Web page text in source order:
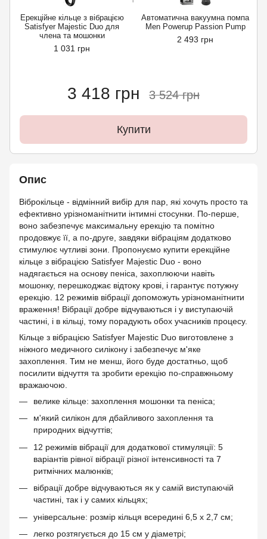
Ерекційне кільце з вібрацією
Satisfyer Majestic Duo для
члена та мошонки
1 031 грн
Автоматична вакуумна помпа
Men Powerup Passion Pump
2 493 грн
3 418 грн 3 524 грн
Купити
Опис
Віброкільце - відмінний вибір для пар, які хочуть просто та
ефективно урізноманітнити інтимні стосунки. По-перше,
воно забезпечує максимальну ерекцію та помітно
продовжує її, а по-друге, завдяки вібраціям додатково
стимулює чутливі зони. Пропонуємо купити ерекційне
кільце з вібрацією Satisfyer Majestic Duo - воно
надягається на основу пеніса, захоплюючи навіть
мошонку, перешкоджає відтоку крові, і гарантує потужну
ерекцію. 12 режимів вібрації допоможуть урізноманітнити
враження! Вібрації добре відчуваються і у виступаючій
частині, і в кільці, тому порадують обох учасників процесу.
Кільце з вібрацією Satisfyer Majestic Duo виготовлене з
ніжного медичного силікону і забезпечує м'яке
захоплення. Тим не менш, його буде достатньо, щоб
посилити відчуття та зробити ерекцію по-справжньому
вражаючою.
велике кільце: захоплення мошонки та пеніса;
м'який силікон для дбайливого захоплення та
природних відчуттів;
12 режимів вібрації для додаткової стимуляції: 5
варіантів рівної вібрації різної інтенсивності та 7
ритмічних малюнків;
вібрації добре відчуваються як у самій виступаючій
частині, так і у самих кільцях;
універсальне: розмір кільця всередині 6,5 х 2,7 см;
легко розтягується до 15 см у діаметрі;